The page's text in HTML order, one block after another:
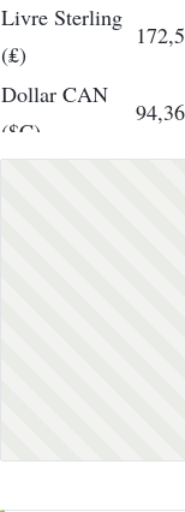
Livre Sterling
(₤)
Dollar CAN
($C)
94,36